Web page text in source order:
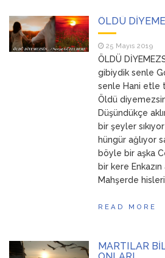
ÖLDÜ
25 Mayıs 2019
ÖLDÜ
gibiydik senle
senle Hani etle
Öldü
Düşündükçe
bir şeyler
hüngür ağlıyor
böyle bir aşka
bir kere
Mahşerde
READ MORE
MARTILAR